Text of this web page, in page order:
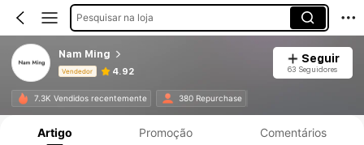
Pesquisar na loja
Nam Ming
Vendedor 4.92
Seguir
63 Seguidores
7.3K Vendidos recentemente 380 Repurchase
Informações do Produto: Divulgação de Preço, Vendas e Detalhes de Stock.
Artigo Promoção Comentários